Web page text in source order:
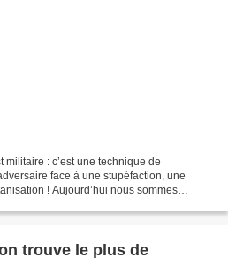
: c’est une technique de
face à une stupéfaction, une
! Aujourd’hui nous sommes
trouve le plus de